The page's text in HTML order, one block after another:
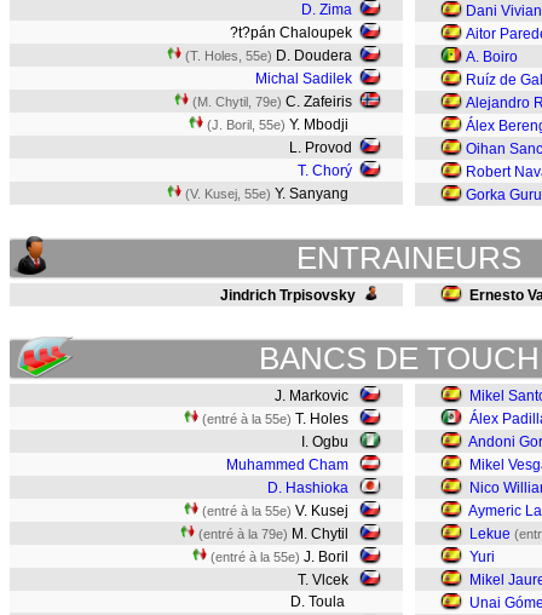
D. Zima
?t?pán Chaloupek
(T. Holes, 55e) D. Doudera
Michal Sadilek
(M. Chytil, 79e) C. Zafeiris
(J. Boril, 55e) Y. Mbodji
L. Provod
T. Chorý
(V. Kusej, 55e) Y. Sanyang
Dani Vivian
Aitor
A. Boiro
Ruíz de
Alejandro
Álex
Oihan
Robert
Gorka
ENTRAINEURS
Jindrich Trpisovsky Ernesto
BANCS DE
J. Markovic
(entré à la 55e) T. Holes
I. Ogbu
Muhammed Cham
D. Hashioka
(entré à la 55e) V. Kusej
(entré à la 79e) M. Chytil
(entré à la 55e) J. Boril
T. Vlcek
D. Toula
Mikel
Álex
Andoni
Mikel
Nico
Aymeric
Lekue
Yuri
Mikel
Unai